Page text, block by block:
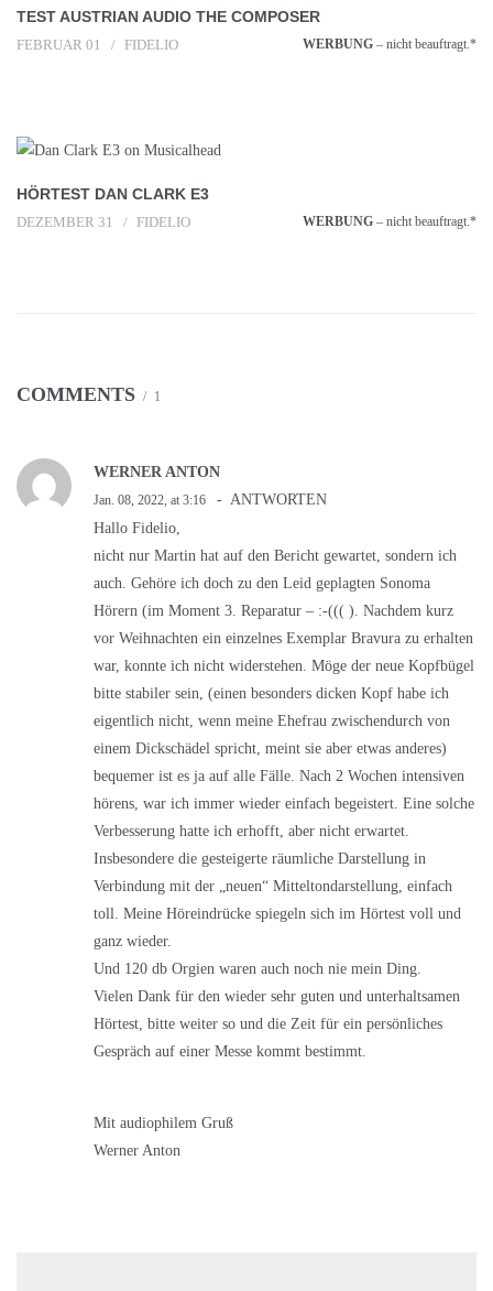
TEST AUSTRIAN AUDIO THE COMPOSER
WERBUNG – nicht beauftragt.*
FEBRUAR 01 FIDELIO
HÖRTEST DAN CLARK E3
WERBUNG – nicht beauftragt.*
DEZEMBER 31 FIDELIO
COMMENTS 1
WERNER ANTON
Jan. 08, 2022, at 3:16
ANTWORTEN
Hallo Fidelio,
nicht nur Martin hat auf den Bericht gewartet, sondern ich
auch. Gehöre ich doch zu den Leid geplagten Sonoma
Hörern (im Moment 3. Reparatur – :-((( ). Nachdem kurz
vor Weihnachten ein einzelnes Exemplar Bravura zu erhalten
war, konnte ich nicht widerstehen. Möge der neue Kopfbügel
bitte stabiler sein, (einen besonders dicken Kopf habe ich
eigentlich nicht, wenn meine Ehefrau zwischendurch von
einem Dickschädel spricht, meint sie aber etwas anderes)
bequemer ist es ja auf alle Fälle. Nach 2 Wochen intensiven
hörens, war ich immer wieder einfach begeistert. Eine solche
Verbesserung hatte ich erhofft, aber nicht erwartet.
Insbesondere die gesteigerte räumliche Darstellung in
Verbindung mit der „neuen“ Mitteltondarstellung, einfach
toll. Meine Höreindrücke spiegeln sich im Hörtest voll und
ganz wieder.
Und 120 db Orgien waren auch noch nie mein Ding.
Vielen Dank für den wieder sehr guten und unterhaltsamen
Hörtest, bitte weiter so und die Zeit für ein persönliches
Gespräch auf einer Messe kommt bestimmt.
Mit audiophilem Gruß
Werner Anton